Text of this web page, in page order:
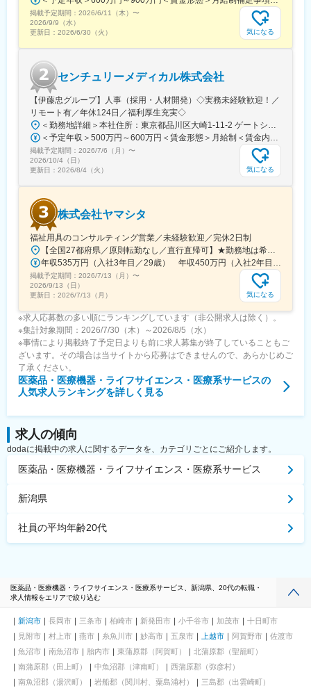
駅、なんば駅(南海線)、大阪駅、天王寺駅、西大橋駅、五条駅(京
都市営)、京都河原町駅、神戸三宮駅(阪神)、本通駅、高松駅(香川
県)、南堀端駅、はりまや橋駅、旦過駅、高見橋駅、熊本城・市役
掲載予定期間： 2026/6/11（木） 〜
2026/9/9（水）
更新日： 2026/6/30（火） 気になる
センチュリーメディカル株式会社
【伊藤忠グループ】人事（採用・人材開発）◇実務未経験歓迎！／
リモート有／年休124日／福利厚生充実◇
掲載予定期間： 2026/7/6（月） 〜
2026/10/4（日）
更新日： 2026/8/4（火） 気になる
株式会社ヤマシタ
福祉用具のコンサルティング営業／未経験歓迎／完休2日制
掲載予定期間： 2026/7/13（月） 〜
2026/9/13（日）
更新日： 2026/7/13（月） 気になる
※求人応募数の多い順にランキングしています（非公開求人は除く）。
※集計対象期間：2026/7/30（木）～2026/8/5（水）
※事情により掲載終了予定日よりも前に求人募集が終了していることもご
ざいます。その場合は当サイトから応募はできませんので、あらかじめご
了承ください。
医薬品・医療機器・ライフサイエンス・医療系サービスの
人気求人ランキングを詳しく見る
求人の傾向
dodaに掲載中の求人に関するデータを、カテゴリごとにご紹介します。
医薬品・医療機器・ライフサイエンス・医療系サービス
新潟県
社員の平均年齢20代
医薬品・医療機器・ライフサイエンス・医療系サービス、新潟県、20代の転職・
求人情報をエリアで絞り込む
新潟市 長岡市 三条市 柏崎市 新発田市 小千谷市 加茂市
十日町市
見附市
村上市 燕市 糸魚川市 妙高市 五泉市 上越市 阿賀野市
佐渡市
魚沼市
南魚沼市 胎内市 東蒲原郡（阿賀町）
北蒲原郡（聖籠町）
南蒲原郡（田上町）
中魚沼郡（津南町）
西蒲原郡（弥彦村）
南魚沼郡（湯沢町）
岩船郡（関川村、粟島浦村）
三島郡（出雲崎町）